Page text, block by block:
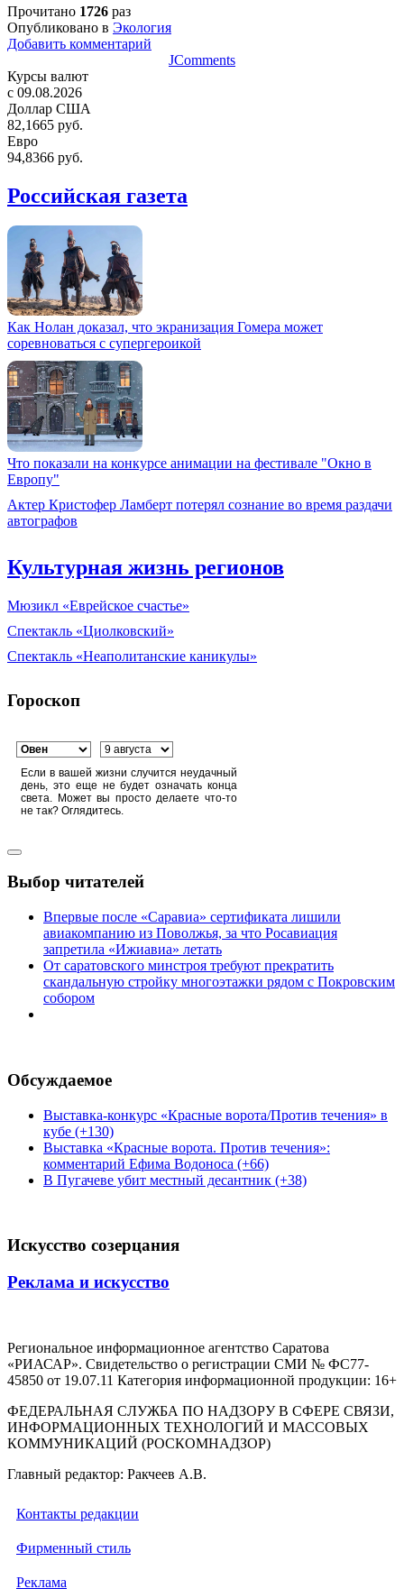
Прочитано 1726 раз
Опубликовано в Экология
Добавить комментарий
JComments
Курсы валют
c 09.08.2026
Доллар США
82,1665 руб.
Евро
94,8366 руб.
Российская газета
Как Нолан доказал, что экранизация Гомера может
соревноваться с супергероикой
Что показали на конкурсе анимации на фестивале "Окно в
Европу"
Актер Кристофер Ламберт потерял сознание во время раздачи
автографов
Культурная жизнь регионов
Мюзикл «Еврейское счастье»
Спектакль «Циолковский»
Спектакль «Неаполитанские каникулы»
Гороскоп
Если в вашей жизни случится неудачный
день, это еще не будет означать конца
света. Может вы просто делаете что-то
не так? Оглядитесь.
Выбор читателей
Впервые после «Саравиа» сертификата лишили
авиакомпанию из Поволжья, за что Росавиация
запретила «Ижиавиа» летать
От саратовского минстроя требуют прекратить
скандальную стройку многоэтажки рядом с Покровским
собором
Обсуждаемое
Выставка-конкурс «Красные ворота/Против течения» в
кубе (+130)
Выставка «Красные ворота. Против течения»:
комментарий Ефима Водоноса (+66)
В Пугачеве убит местный десантник (+38)
Искусство созерцания
Реклама и искусство
Региональное информационное агентство Саратова
«РИАСАР». Свидетельство о регистрации СМИ № ФС77-
45850 от 19.07.11 Категория информационной продукции: 16+
ФЕДЕРАЛЬНАЯ СЛУЖБА ПО НАДЗОРУ В СФЕРЕ СВЯЗИ,
ИНФОРМАЦИОННЫХ ТЕХНОЛОГИЙ И МАССОВЫХ
КОММУНИКАЦИЙ (РОСКОМНАДЗОР)
Главный редактор: Ракчеев А.В.
Контакты редакции
Фирменный стиль
Реклама